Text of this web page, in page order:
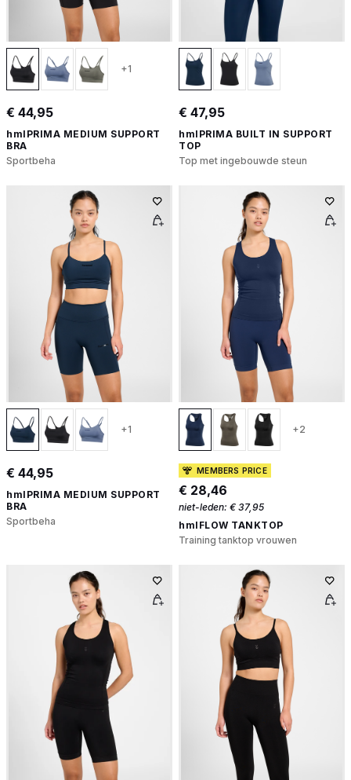
+1
€ 44,95
hmlPRIMA MEDIUM SUPPORT
BRA
Sportbeha
€ 47,95
hmlPRIMA BUILT IN SUPPORT
TOP
Top met ingebouwde steun
+1
€ 44,95
hmlPRIMA MEDIUM SUPPORT
BRA
Sportbeha
+2
MEMBERS PRICE
€ 28,46
niet-leden: € 37,95
hmlFLOW TANKTOP
Training tanktop vrouwen